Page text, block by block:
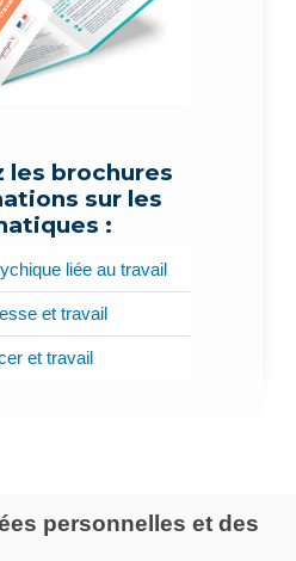
les brochures
sur les
:
liée au travail
et travail
et travail
personnelles et des